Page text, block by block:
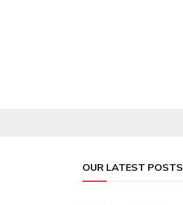
OUR LATEST POSTS